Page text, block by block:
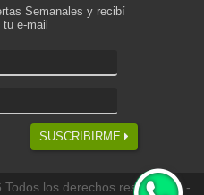
Semanales y recibí
e-mail
SUSCRIBIRME
los derechos reservados -